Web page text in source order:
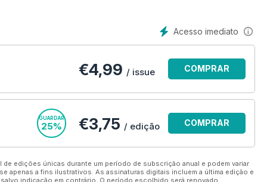
miniatures.
Acesso imediato
€4,99 / issue
COMPRAR
GUARDAR
25% €3,75 / edição
COMPRAR
edições únicas durante um período de subscrição anual e podem variar
apenas a fins ilustrativos. As assinaturas digitais incluem a última edição e
indicação em contrário. O período escolhido será renovado